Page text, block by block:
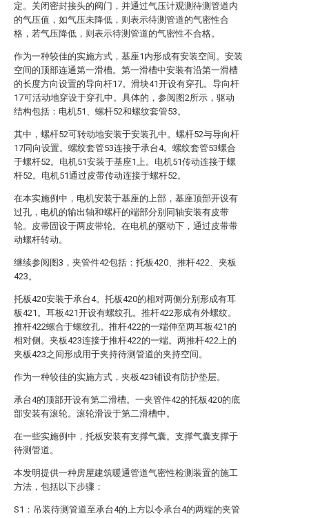
定。关闭密封接头的阀门，并通过气压计观测待测管道内
的气压值，如气压未降低，则表示待测管道的气密性合
格，若气压降低，则表示待测管道的气密性不合格。
作为一种较佳的实施方式，基座1内形成有安装空间。安装
空间的顶部连通第一滑槽。第一滑槽中安装有沿第一滑槽
的长度方向设置的导向杆17。滑块41开设有穿孔。导向杆
17可活动地穿设于穿孔中。具体的，参阅图2所示，驱动
结构包括：电机51、螺杆52和螺纹套管53。
其中，螺杆52可转动地安装于安装孔中。螺杆52与导向杆
17同向设置。螺纹套管53连接于承台4。螺纹套管53螺合
于螺杆52。电机51安装于基座1上。电机51传动连接于螺
杆52。电机51通过皮带传动连接于螺杆52。
在本实施例中，电机安装于基座的上部，基座顶部开设有
过孔，电机的输出轴和螺杆的端部分别同轴安装有皮带
轮。皮带固设于两皮带轮。在电机的驱动下，通过皮带带
动螺杆转动。
继续参阅图3，夹管件42包括：托板420、推杆422、夹板
423。
托板420安装于承台4。托板420的相对两侧分别形成有耳
板421。耳板421开设有螺纹孔。推杆422形成有外螺纹。
推杆422螺合于螺纹孔。推杆422的一端伸至两耳板421的
相对侧。夹板423连接于推杆422的一端。两推杆422上的
夹板423之间形成用于夹持待测管道的夹持空间。
作为一种较佳的实施方式，夹板423铺设有防护垫层。
承台4的顶部开设有第二滑槽。一夹管件42的托板420的底
部安装有滚轮。滚轮滑设于第二滑槽中。
在一些实施例中，托板安装有支撑气囊。支撑气囊支撑于
待测管道。
本发明提供一种房屋建筑暖通管道气密性检测装置的施工
方法，包括以下步骤：
S1：吊装待测管道至承台4的上方以令承台4的两端的夹管